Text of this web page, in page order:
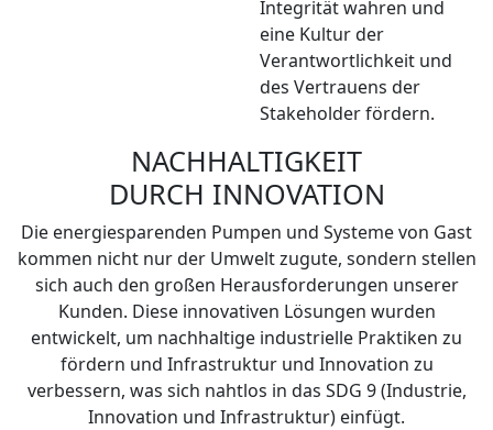
Integrität wahren und
eine Kultur der
Verantwortlichkeit und
des Vertrauens der
Stakeholder fördern.
NACHHALTIGKEIT
DURCH INNOVATION
Die energiesparenden Pumpen und Systeme von Gast
kommen nicht nur der Umwelt zugute, sondern stellen
sich auch den großen Herausforderungen unserer
Kunden. Diese innovativen Lösungen wurden
entwickelt, um nachhaltige industrielle Praktiken zu
fördern und Infrastruktur und Innovation zu
verbessern, was sich nahtlos in das SDG 9 (Industrie,
Innovation und Infrastruktur) einfügt.